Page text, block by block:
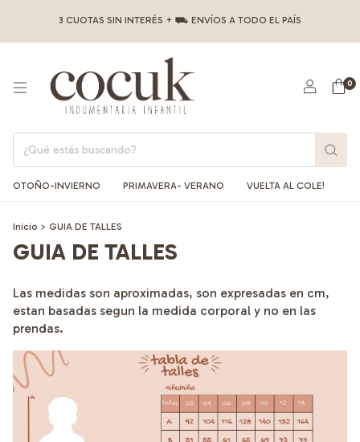
3 CUOTAS SIN INTERÉS + ⛟ ENVÍOS A TODO EL PAÍS
0
OTOÑO-INVIERNO PRIMAVERA- VERANO VUELTA AL COLE!
Inicio > GUIA DE TALLES
GUIA DE TALLES
Las medidas son aproximadas, son expresadas en cm,
estan basadas segun la medida corporal y no en las
prendas.